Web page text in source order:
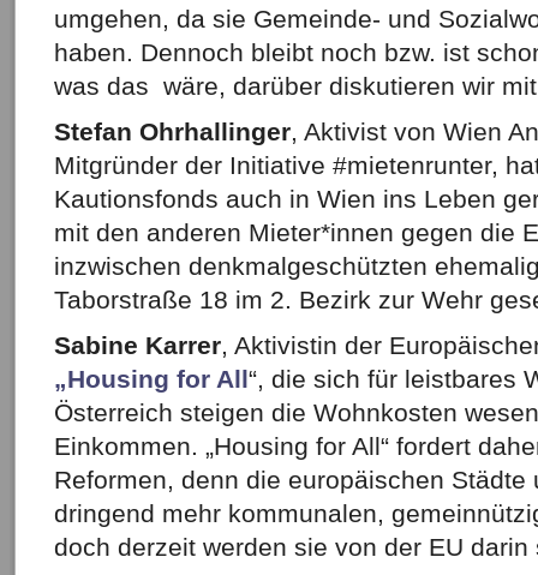
umgehen, da sie Gemeinde- und
haben. Dennoch bleibt noch bzw. ist
was das wäre, darüber diskutieren wir
Stefan Ohrhallinger, Aktivist von Wien
Mitgründer der Initiative #mietenrunter,
Kautionsfonds auch in Wien ins Leben
mit den anderen Mieter*innen gegen die
inzwischen denkmalgeschützten
Taborstraße 18 im 2. Bezirk zur Wehr
Sabine Karrer, Aktivistin der
„Housing for All“, die sich für leistbares
Österreich steigen die Wohnkosten
Einkommen. „Housing for All“ fordert
Reformen, denn die europäischen
dringend mehr kommunalen,
doch derzeit werden sie von der EU